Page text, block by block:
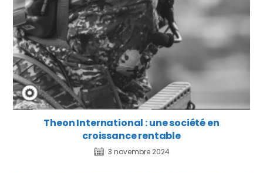
Theon International : une société en
croissance rentable
3 novembre 2024